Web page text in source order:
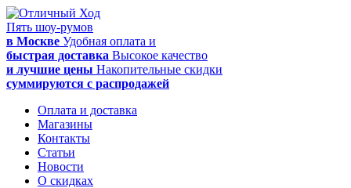
Пять шоу-румов
в Москве Удобная оплата и
быстрая доставка Высокое качество
и лучшие цены Накопительные скидки
суммируются с распродажей
Оплата и доставка
Магазины
Контакты
Статьи
Новости
О скидках